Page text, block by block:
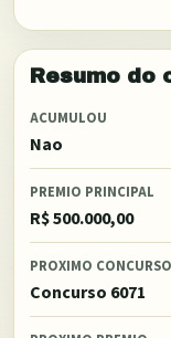
Resumo do
ACUMULOU
Nao
PREMIO PRINCIPAL
R$ 500.000,00
PROXIMO CONCURSO
Concurso 6071